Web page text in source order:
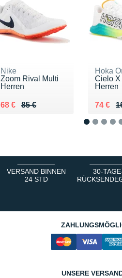
Nike
Zoom Rival Multi
Herren
85 €
Au lieu de 85 €
68 €
Vendu 68 €
Hoka
Cielo X
Herren
Au lieu
74 €
Vendu
VERSAND BINNEN
24 STD
30-
UNSERE